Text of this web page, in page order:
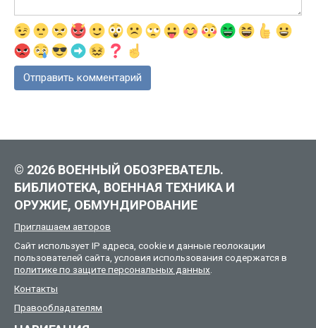
© 2026 ВОЕННЫЙ ОБОЗРЕВАТЕЛЬ.
БИБЛИОТЕКА, ВОЕННАЯ ТЕХНИКА И
ОРУЖИЕ, ОБМУНДИРОВАНИЕ
Приглашаем авторов
Сайт использует IP адреса, cookie и данные геолокации
пользователей сайта, условия использования содержатся в
политике по защите персональных данных.
Контакты
Правообладателям